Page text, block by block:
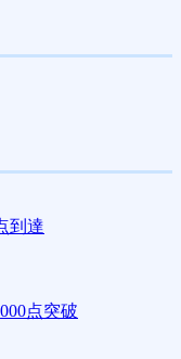
到達
点突破